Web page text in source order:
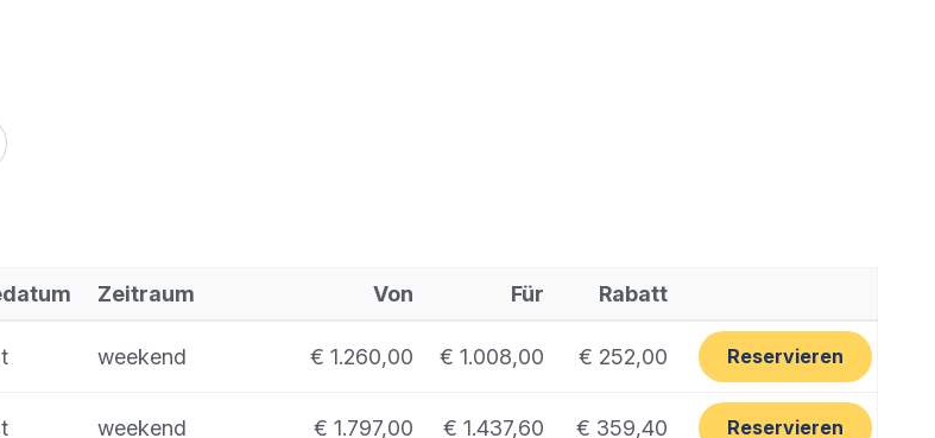
Zeitraum Von Für Rabatt
weekend € 1.260,00 € 1.008,00 € 252,00 Reservieren
weekend € 1.797,00 € 1.437,60 € 359,40 Reservieren